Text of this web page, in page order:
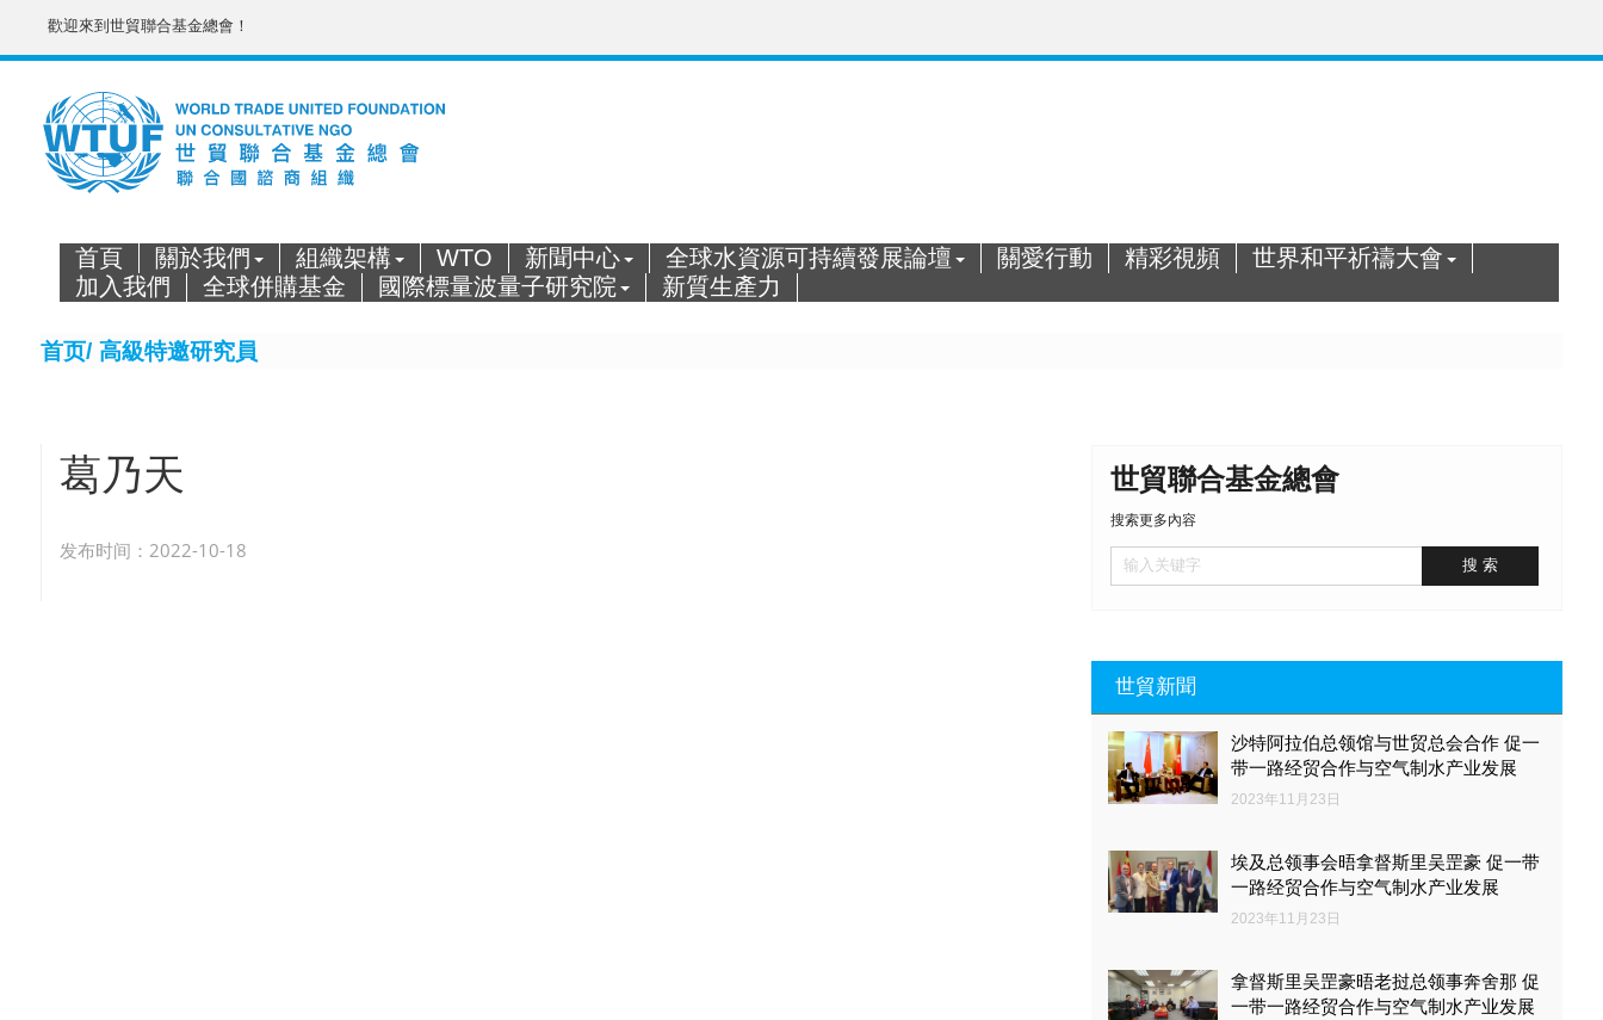
歡迎來到世貿聯合基金總會！
首頁 關於我們 組織架構 WTO 新聞中心 全球水資源可持續發展論壇 關愛行動 精彩視頻
世界和平祈禱大會
加入我們
全球併購基金 國際標量波量子研究院 新質生產力
首页/ 高級特邀研究員
葛乃天
发布时间：2022-10-18
世貿聯合基金總會
搜索更多內容
世貿新聞
沙特阿拉伯总领馆与世贸总会合作 促一
带一路经贸合作与空气制水产业发展
2023年11月23日
埃及总领事会晤拿督斯里吴罡豪 促一带
一路经贸合作与空气制水产业发展
2023年11月23日
拿督斯里吴罡豪晤老挝总领事奔舍那 促
一带一路经贸合作与空气制水产业发展